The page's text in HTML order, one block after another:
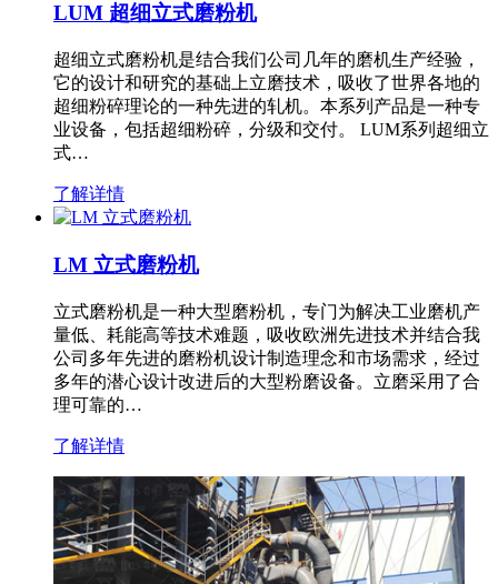
LUM 超细立式磨粉机
超细立式磨粉机是结合我们公司几年的磨机生产经验，
它的设计和研究的基础上立磨技术，吸收了世界各地的
超细粉碎理论的一种先进的轧机。本系列产品是一种专
业设备，包括超细粉碎，分级和交付。 LUM系列超细立
式…
了解详情
LM 立式磨粉机
立式磨粉机是一种大型磨粉机，专门为解决工业磨机产
量低、耗能高等技术难题，吸收欧洲先进技术并结合我
公司多年先进的磨粉机设计制造理念和市场需求，经过
多年的潜心设计改进后的大型粉磨设备。立磨采用了合
理可靠的…
了解详情